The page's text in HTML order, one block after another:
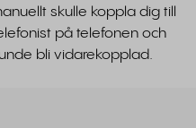
skulle koppla dig till
på telefonen och
bli vidarekopplad.